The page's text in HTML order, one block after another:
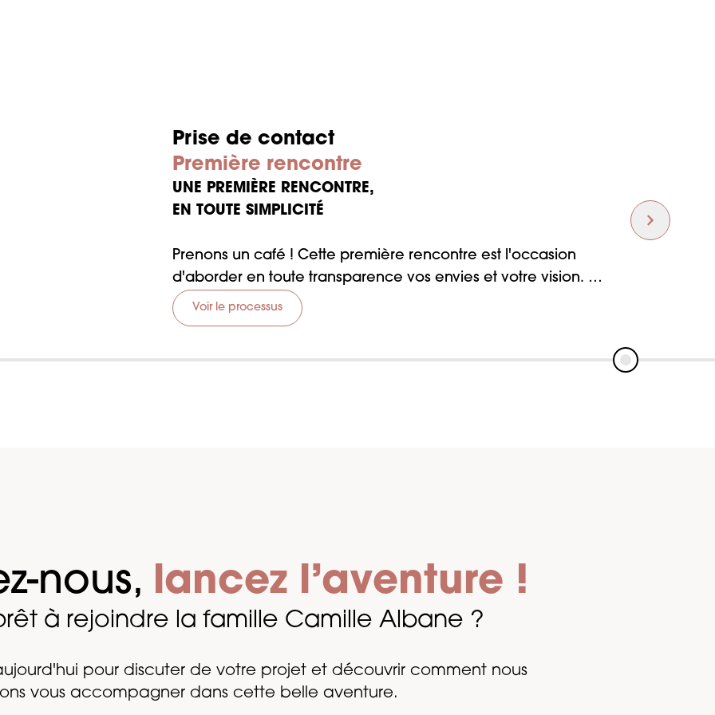
Prise de contact
Première rencontre
UNE PREMIÈRE RENCONTRE,
EN TOUTE SIMPLICITÉ
Prenons un café ! Cette première rencontre est l'occasion
d'aborder en toute transparence vos envies et votre vision.
Vous rencontrerez également nos équipes qui seront à vos
côtés pour faire de votre projet un succès.
Voir le processus
nous, lancez l’aventure !
à rejoindre la famille Camille Albane ?
pour discuter de votre projet et découvrir comment nous
vous accompagner dans cette belle aventure.